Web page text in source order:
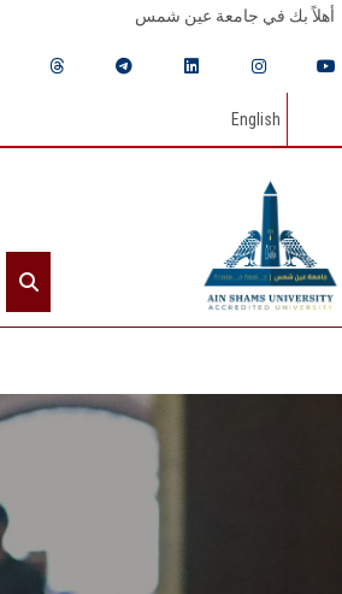
أهلاً بك في جامعة عين شمس
English
الرئيسيـة
القطاعـات